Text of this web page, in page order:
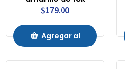
$179.00
Agregar al